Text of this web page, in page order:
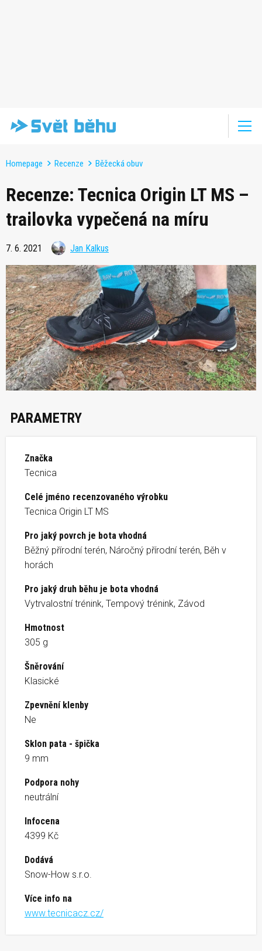
Homepage Recenze Běžecká obuv
Recenze: Tecnica Origin LT MS –
trailovka vypečená na míru
7. 6. 2021 Jan Kalkus
PARAMETRY
Značka
Tecnica
Celé jméno recenzovaného výrobku
Tecnica Origin LT MS
Pro jaký povrch je bota vhodná
Běžný přírodní terén, Náročný přírodní terén, Běh v
horách
Pro jaký druh běhu je bota vhodná
Vytrvalostní trénink, Tempový trénink, Závod
Hmotnost
305 g
Šněrování
Klasické
Zpevnění klenby
Ne
Sklon pata - špička
9 mm
Podpora nohy
neutrální
Infocena
4399 Kč
Dodává
Snow-How s.r.o.
Více info na
www.tecnicacz.cz/